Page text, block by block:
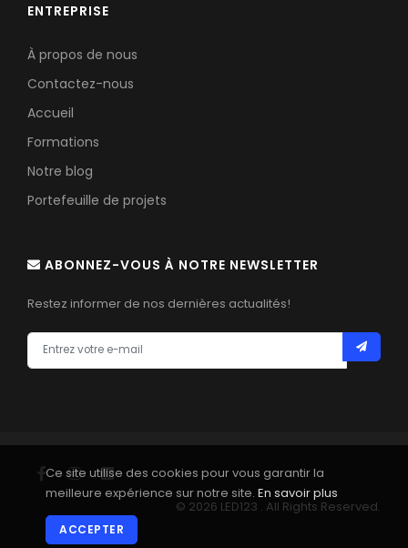
ENTREPRISE
À propos de nous
Contactez-nous
Accueil
Formations
Notre blog
Portefeuille de projets
ABONNEZ-VOUS À NOTRE NEWSLETTER
Restez informer de nos dernières actualités!
© 2026 LED123 . All Rights Reserved.
Ce site utilise des cookies pour vous garantir la
meilleure expérience sur notre site. En savoir plus
ACCEPTER